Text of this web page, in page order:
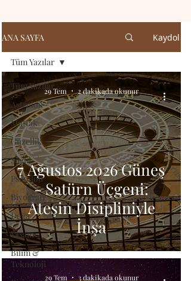
ANA SAYFA Kaydol
Tüm Yazılar
Astroloji
Mutfak
Güzellik
Sağlık
Psikoloji
Biyografi
Doğa
Yaşam
Bilim &
Teknoloji
Tüm Yazılar
7 Ağustos 2026 Güneş
- Satürn Üçgeni:
Ateşin Disipliniyle
İnşa
29 Tem 2 dakikada okunur
29 Tem 3 dakikada okunur